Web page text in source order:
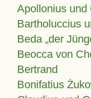
Apollonius und
Bartholuccius
Beda „der
Beocca von
Bertrand
Bonifatius